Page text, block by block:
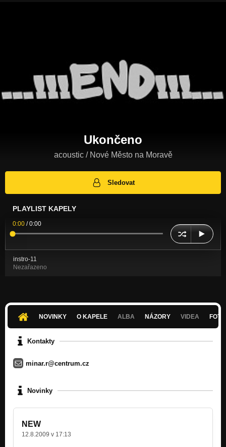
Ukončeno
acoustic / Nové Město na Moravě
Sledovat
PLAYLIST KAPELY
0:00 /0:00
instro-11
Nezařazeno
NOVINKY O KAPELE ALBA NÁZORY VIDEA
Kontakty
minar.r@centrum.cz
Novinky
NEW
12.8.2009 v 17:13